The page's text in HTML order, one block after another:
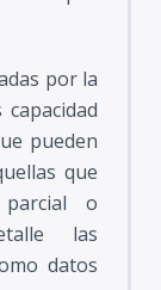
por la
pueden
que
o
las
datos